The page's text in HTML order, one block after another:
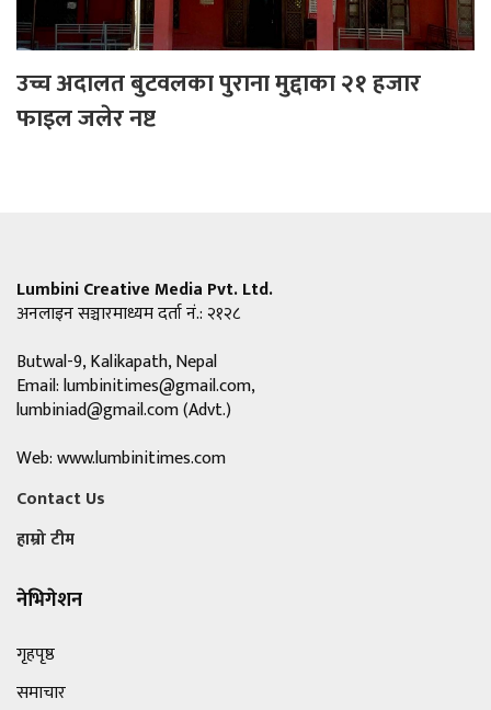
उच्च अदालत बुटवलका पुराना मुद्दाका २१ हजार
फाइल जलेर नष्ट
Lumbini Creative Media Pvt. Ltd.
अनलाइन सञ्चारमाध्यम दर्ता नं.: २१२८
Butwal-9, Kalikapath, Nepal
Email:lumbinitimes@gmail.com,
lumbiniad@gmail.com(Advt.)
Web: www.lumbinitimes.com
Contact Us
हाम्रो टीम
नेभिगेशन
गृहपृष्ठ
समाचार